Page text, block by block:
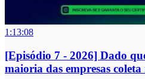
1:13:08
[Episódio 7 - 2026] Dado
maioria das empresas